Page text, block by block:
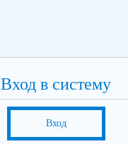
Вход в систему
Вход